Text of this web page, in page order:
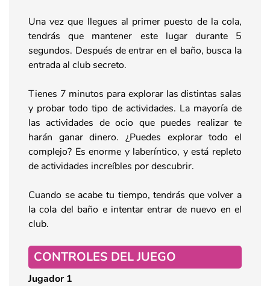
Una vez que llegues al primer puesto de la cola,
tendrás que mantener este lugar durante 5
segundos. Después de entrar en el baño, busca la
entrada al club secreto.
Tienes 7 minutos para explorar las distintas salas
y probar todo tipo de actividades. La mayoría de
las actividades de ocio que puedes realizar te
harán ganar dinero. ¿Puedes explorar todo el
complejo? Es enorme y laberíntico, y está repleto
de actividades increíbles por descubrir.
Cuando se acabe tu tiempo, tendrás que volver a
la cola del baño e intentar entrar de nuevo en el
club.
CONTROLES DEL JUEGO
Jugador 1